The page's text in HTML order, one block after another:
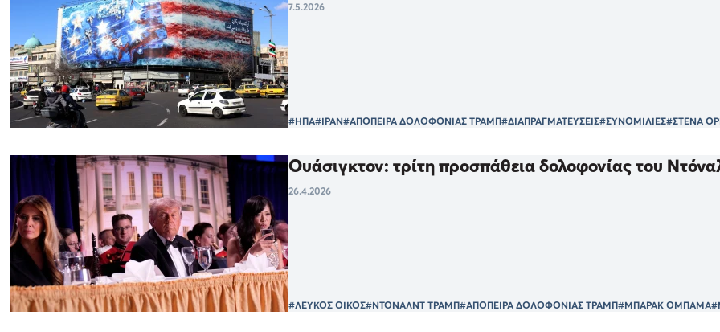
7.5.2026
#ΗΠΑ#ΙΡΑΝ#ΑΠΟΠΕΙΡΑ ΔΟΛΟΦΟΝΙΑΣ ΤΡΑΜΠ#ΔΙΑΠΡΑΓΜΑΤΕΥΣΕΙΣ#ΣΥΝΟΜΙΛΙΕΣ#ΣΤΕΝΑ
Ουάσιγκτον: τρίτη προσπάθεια δολοφονίας του
26.4.2026
#ΛΕΥΚΟΣ ΟΙΚΟΣ#ΝΤΟΝΑΛΝΤ ΤΡΑΜΠ#ΑΠΟΠΕΙΡΑ ΔΟΛΟΦΟΝΙΑΣ ΤΡΑΜΠ#ΜΠΑΡΑΚ ΟΜΠΑΜΑ